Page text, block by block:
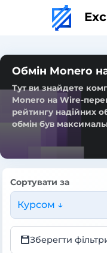
Обмін Monero
Тут ви знайдете
Monero на Wire-
рейтингу надійних
обмін був
Сортувати за
Курсом ↓
Зберегти